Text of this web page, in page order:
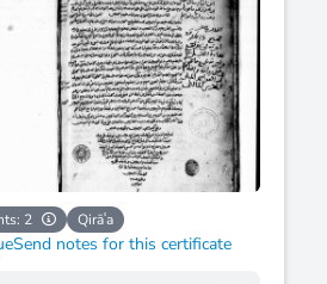
2 Qirāʿa
Send notes for this certificate